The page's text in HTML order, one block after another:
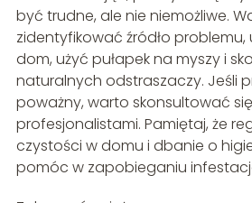
być trudne, ale nie niemożliwe.
zidentyfikować źródło problemu,
dom, użyć pułapek na myszy i
naturalnych odstraszaczy. Jeśli
poważny, warto skonsultować
profesjonalistami. Pamiętaj, że
czystości w domu i dbanie o
pomóc w zapobieganiu